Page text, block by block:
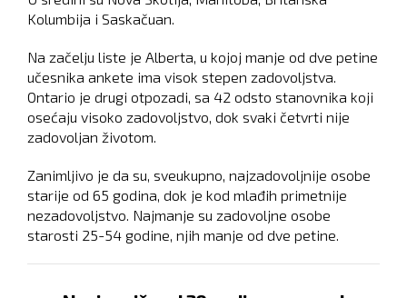
Kolumbija i Saskačuan.
Na začelju liste je Alberta, u kojoj manje od dve petine
učesnika ankete ima visok stepen zadovoljstva.
Ontario je drugi otpozadi, sa 42 odsto stanovnika koji
osećaju visoko zadovoljstvo, dok svaki četvrti nije
zadovoljan životom.
Zanimljivo je da su, sveukupno, najzadovoljnije osobe
starije od 65 godina, dok je kod mlađih primetnije
nezadovoljstvo. Najmanje su zadovoljne osobe
starosti 25-54 godine, njih manje od dve petine.